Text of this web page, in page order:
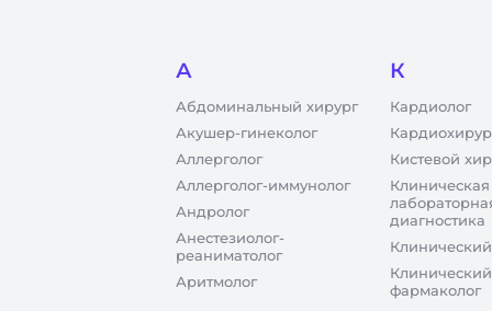
А
Абдоминальный хирург
Акушер-гинеколог
Аллерголог
Аллерголог-иммунолог
Андролог
Анестезиолог-
реаниматолог
Аритмолог
К
Кардиолог
Кистевой
Клиническая
диагностика
Клинический
фармаколог